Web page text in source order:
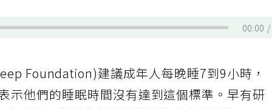
00:00
Foundation)建議成年人每晚睡7到9小時，
示他們的睡眠時間沒有達到這個標準。早有研